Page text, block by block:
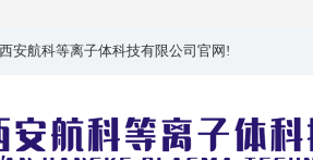
安航科等离子体科技有限公司官网!